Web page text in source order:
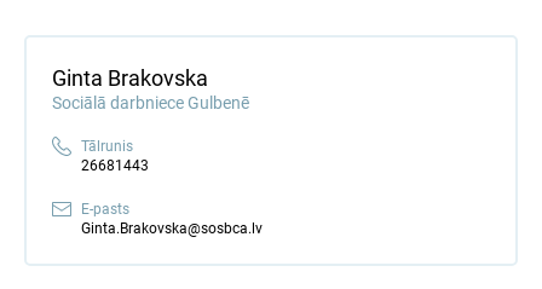
Ginta Brakovska
Sociālā darbniece Gulbenē
Tālrunis
26681443
E-pasts
Ginta.Brakovska@sosbca.lv